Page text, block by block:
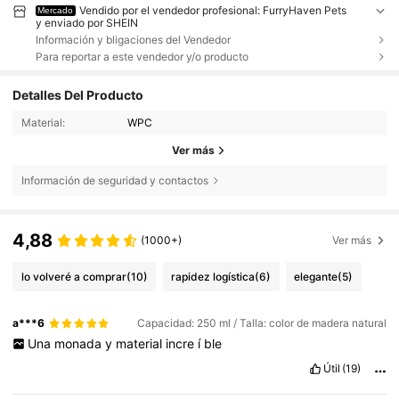
Mercado
Vendido por el vendedor profesional: FurryHaven Pets
y enviado por SHEIN
Información y bligaciones del Vendedor
Para reportar a este vendedor y/o producto
Detalles Del Producto
Material: WPC
Ver más
Información de seguridad y contactos
4,88 (1000+) Ver más
lo volveré a comprar(10) rapidez logística(6) elegante(5)
a***6 Capacidad: 250 ml / Talla: color de madera natural
Una monada y material incre í ble
Útil (19)